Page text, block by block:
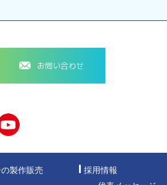
お問い合わせ
製作販売
採用情報